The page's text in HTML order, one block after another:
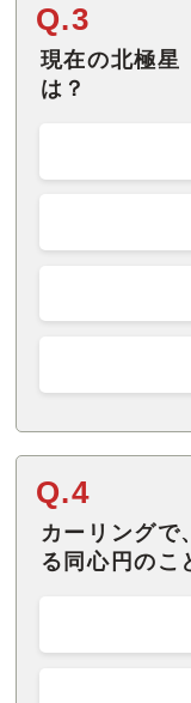
Q.3
現在の北極星
は？
Q.4
カーリングで
る同心円のこ